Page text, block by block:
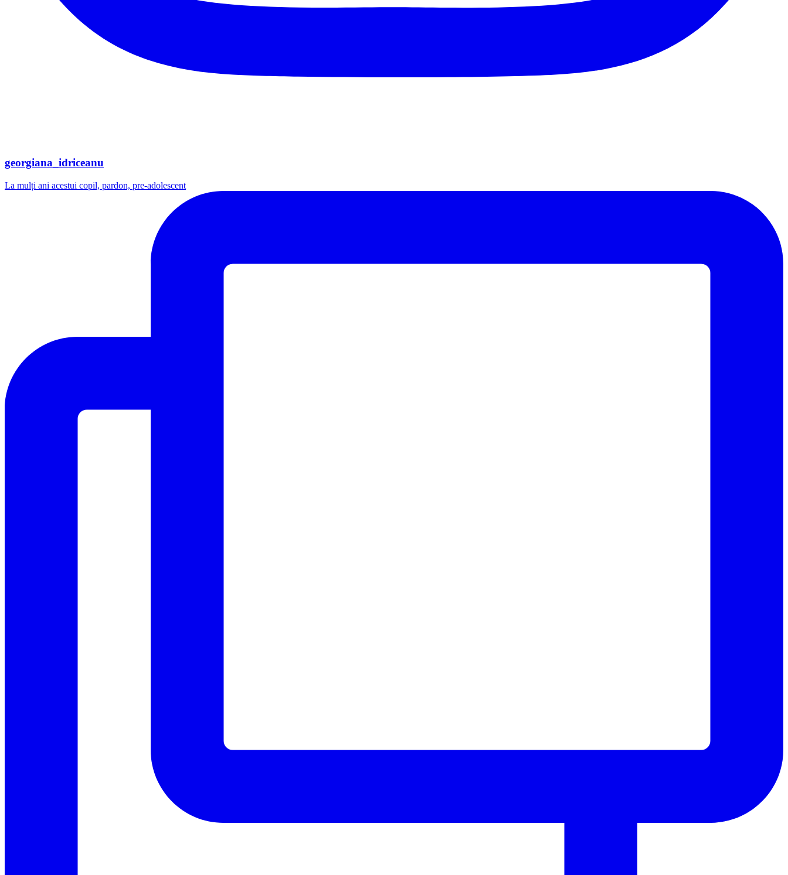
georgiana_idriceanu
La mulți ani acestui copil, pardon, pre-adolescent